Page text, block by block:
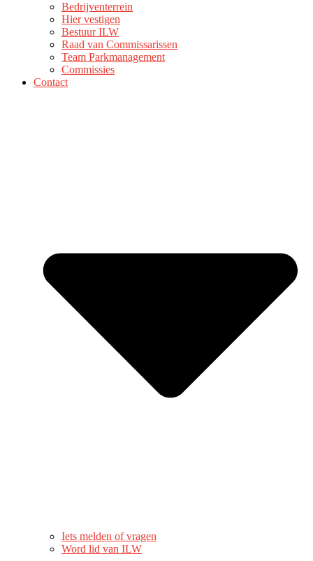
Bedrijventerrein
Hier vestigen
Bestuur ILW
Raad van Commissarissen
Team Parkmanagement
Commissies
Contact
Iets melden of vragen
Word lid van ILW